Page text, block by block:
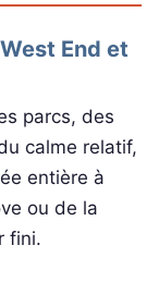
End et
parcs, des
calme relatif,
entière à
ou de la
fini.